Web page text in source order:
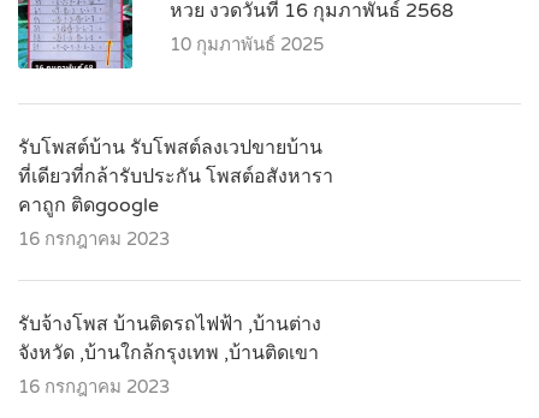
หวย งวดวันที่ 16 กุมภาพันธ์ 2568
10 กุมภาพันธ์ 2025
รับโพสต์บ้าน รับโพสต์ลงเวปขายบ้าน
ที่เดียวที่กล้ารับประกัน โพสต์อสังหารา
คาถูก ติดgoogle
16 กรกฎาคม 2023
รับจ้างโพส บ้านติดรถไฟฟ้า ,บ้านต่าง
จังหวัด ,บ้านใกล้กรุงเทพ ,บ้านติดเขา
16 กรกฎาคม 2023